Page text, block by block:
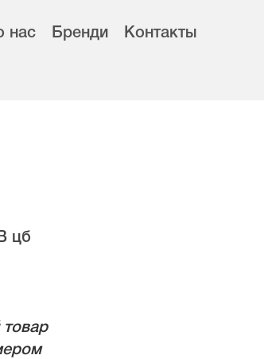
нас Бренди Контакты
цб